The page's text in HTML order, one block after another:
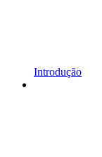
Introdução